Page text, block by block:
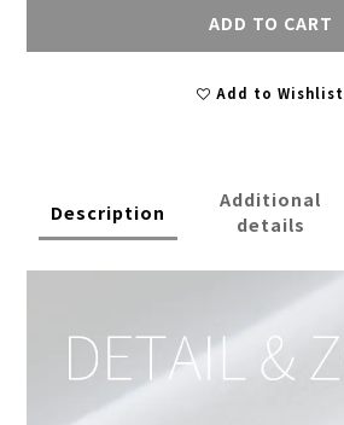
ADD TO CART
Add to Wishlist
Description
Additional
details